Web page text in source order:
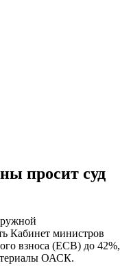
просит суд
Кабинет министров
взноса (ЕСВ) до 42%,
ОАСК.